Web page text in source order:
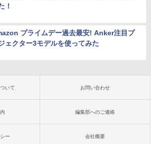
！
プライムデー過去最安! Anker注目プ
ェクター3モデルを使ってみた
いて お問い合わせ
編集部へのご連絡
ー 会社概要